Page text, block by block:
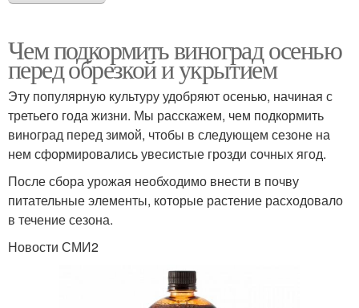
Чем подкормить виноград осенью
перед обрезкой и укрытием
Эту популярную культуру удобряют осенью, начиная с
третьего года жизни. Мы расскажем, чем подкормить
виноград перед зимой, чтобы в следующем сезоне на
нем сформировались увесистые грозди сочных ягод.
После сбора урожая необходимо внести в почву
питательные элементы, которые растение расходовало
в течение сезона.
Новости СМИ2